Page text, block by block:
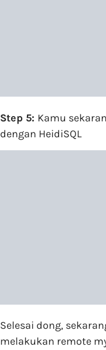
Step 5: Kamu
dengan HeidiSQL
Selesai dong,
melakukan remote